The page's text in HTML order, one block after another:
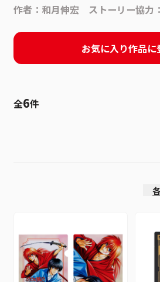
作者：和月伸宏 ストーリー協力
お気に入り作品に
全6件